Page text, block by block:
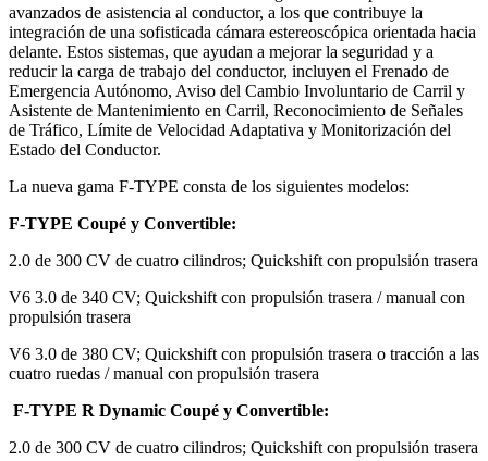
avanzados de asistencia al conductor, a los que contribuye la
integración de una sofisticada cámara estereoscópica orientada hacia
delante. Estos sistemas, que ayudan a mejorar la seguridad y a
reducir la carga de trabajo del conductor, incluyen el Frenado de
Emergencia Autónomo, Aviso del Cambio Involuntario de Carril y
Asistente de Mantenimiento en Carril, Reconocimiento de Señales
de Tráfico, Límite de Velocidad Adaptativa y Monitorización del
Estado del Conductor.
La nueva gama F-TYPE consta de los siguientes modelos:
F-TYPE Coupé y Convertible:
2.0 de 300 CV de cuatro cilindros; Quickshift con propulsión trasera
V6 3.0 de 340 CV; Quickshift con propulsión trasera / manual con
propulsión trasera
V6 3.0 de 380 CV; Quickshift con propulsión trasera o tracción a las
cuatro ruedas / manual con propulsión trasera
F-TYPE R Dynamic Coupé y Convertible:
2.0 de 300 CV de cuatro cilindros; Quickshift con propulsión trasera